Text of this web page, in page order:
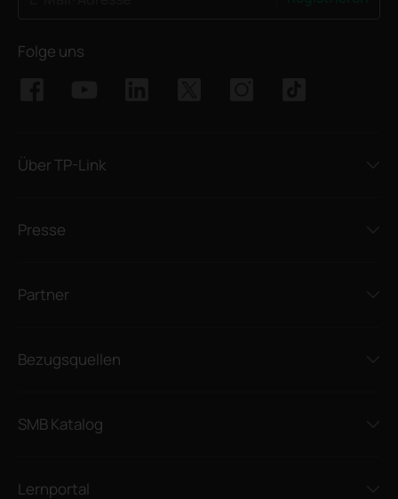
Folge uns
Über TP-Link
Presse
Partner
Bezugsquellen
SMB Katalog
Lernportal